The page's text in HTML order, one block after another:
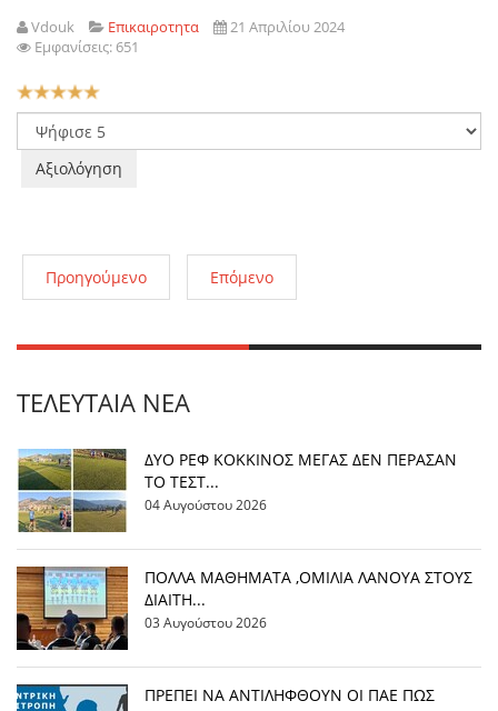
Vdouk Επικαιροτητα
21 Απριλίου 2024
Εμφανίσεις: 651
Αξιολόγηση
Χρήστη:5/5
Παρακαλώ
αξιολογήστε
Προηγούμενο Επόμενο
ΤΕΛΕΥΤΑΊΑ ΝΈΑ
ΔΥΟ ΡΕΦ ΚΟΚΚΙΝΟΣ ΜΕΓΑΣ ΔΕΝ ΠΕΡΑΣΑΝ
ΤΟ ΤΕΣΤ...
04 Αυγούστου 2026
ΠΟΛΛΑ ΜΑΘΗΜΑΤΑ ,ΟΜΙΛΙΑ ΛΑΝΟΥΑ ΣΤΟΥΣ
ΔΙΑΙΤΗ...
03 Αυγούστου 2026
ΠΡΕΠΕΙ ΝΑ ΑΝΤΙΛΗΦΘΟΥΝ ΟΙ ΠΑΕ ΠΩΣ